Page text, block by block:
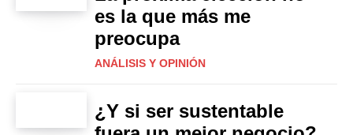
es la que más me
preocupa
ANÁLISIS Y OPINIÓN
¿Y si ser sustentable